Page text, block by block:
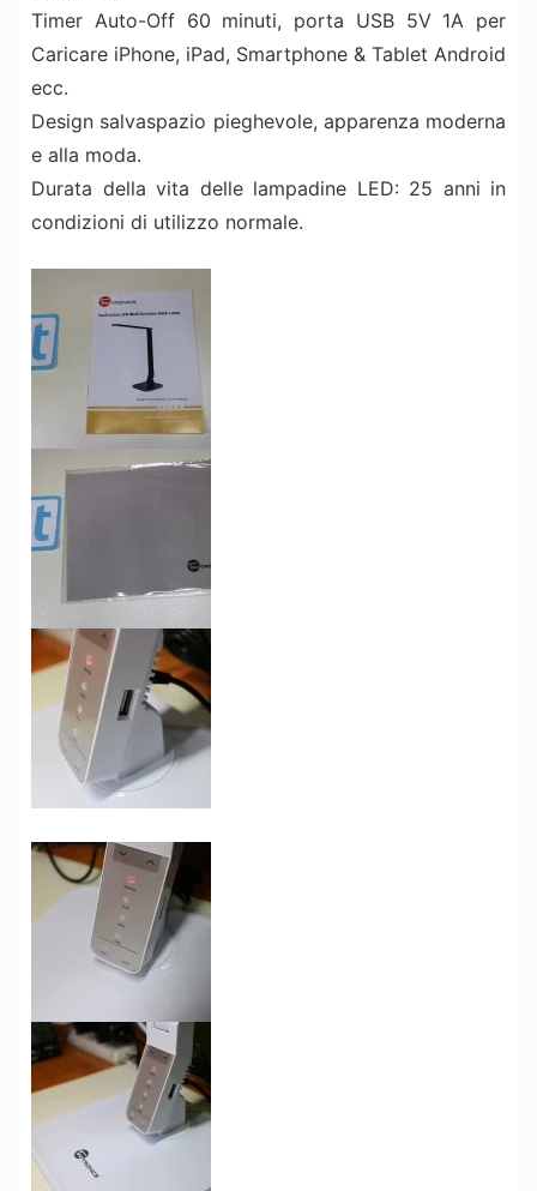
Timer Auto-Off 60 minuti, porta USB 5V 1A per
Caricare iPhone, iPad, Smartphone & Tablet Android
ecc.
Design salvaspazio pieghevole, apparenza moderna
e alla moda.
Durata della vita delle lampadine LED: 25 anni in
condizioni di utilizzo normale.